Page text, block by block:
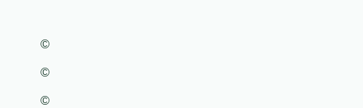
©
©
©